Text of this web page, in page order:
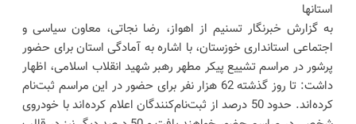
استانها
به گزارش خبرنگار تسنیم از اهواز، رضا نجاتی، معاون سیاسی و
اجتماعی استانداری خوزستان، با اشاره به آمادگی استان برای حضور
پرشور در مراسم تشییع پیکر مطهر رهبر شهید انقلاب اسلامی، اظهار
داشت: تا روز گذشته 62 هزار نفر برای حضور در این مراسم ثبت‌نام
کرده‌اند. حدود 50 درصد از ثبت‌نام‌کنندگان اعلام کرده‌اند با خودروی